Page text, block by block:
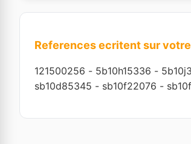
References ecritent sur
121500256 - 5b10h15336 -
sb10d85345 - sb10f22076 -